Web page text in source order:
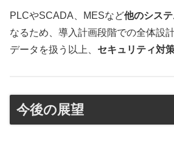
PLCやSCADA、MESなど他のシス
なるため、導入計画段階での全体設
データを扱う以上、 セキュリティ対
今後の展望